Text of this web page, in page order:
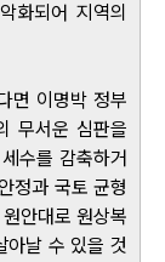
화되어 지역의
면 이명박 정부
무서운 심판을
수를 감축하거
정과 국토 균형
안대로 원상복
아날 수 있을 것